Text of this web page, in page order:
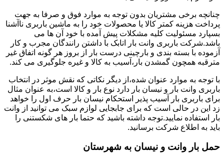
چنانچه برخی مشتریان بدون توجه به موارد فوق و صرفا به جهت
پرداخت هزینه کمتر کالا یا محصولات خود را به ماشین باربری ناآشنا
بسپارد مسئولیت کلیه مشکلات پیش آمده با خود آن ها می
باشد.شرکت باربری وانت بار اتابک با داشتن رانندگان مجرب و کار
آزموده با بسته بندی و بارچینی درست بار از بروز هر گونه اتفاق غیر
مترقبه همچون گمشدن بار،آسیب به کالا و غیره جلوگیری می کند.
با توجه به موارد عنوان شده،از دیگر نکاتی که نقش موثر در انتخاب
باربری وانت بار و نیسان بار دارد نوع بار و کالا است،به عنوان مثال
برای باربری بار آسیب پذیر استحکام نیسان بار حرف اول را خواهد
زد این در حالی است که برای جابجایی لوازم سبک می توانید از وانت
بار استفاده نمایید.توجه داشته باشید که حتما بار های شکستنی را
باید به اطلاع شرکت برسانید.
حمل بار وانت و نیسان به شهرستان